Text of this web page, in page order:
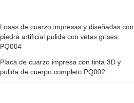
Losas de cuarzo impresas y diseñadas con
piedra artificial pulida con vetas grises
PQ004
Placa de cuarzo impresa con tinta 3D y
pulida de cuerpo completo PQ002